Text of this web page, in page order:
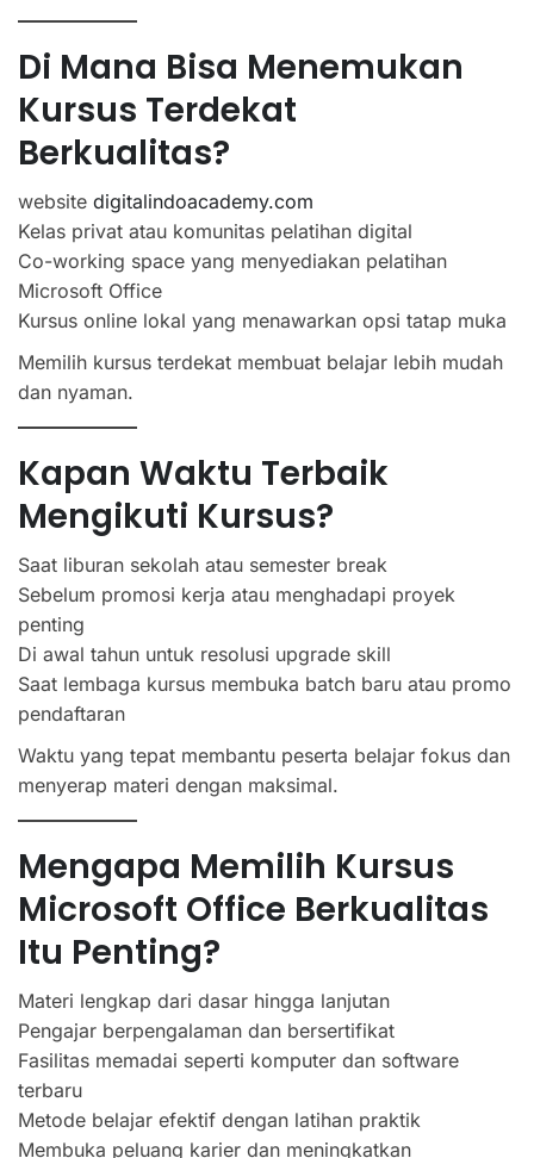
Di Mana Bisa Menemukan
Kursus Terdekat
Berkualitas?
website digitalindoacademy.com
Kelas privat atau komunitas pelatihan digital
Co-working space yang menyediakan pelatihan
Microsoft Office
Kursus online lokal yang menawarkan opsi tatap muka
Memilih kursus terdekat membuat belajar lebih mudah
dan nyaman.
Kapan Waktu Terbaik
Mengikuti Kursus?
Saat liburan sekolah atau semester break
Sebelum promosi kerja atau menghadapi proyek
penting
Di awal tahun untuk resolusi upgrade skill
Saat lembaga kursus membuka batch baru atau promo
pendaftaran
Waktu yang tepat membantu peserta belajar fokus dan
menyerap materi dengan maksimal.
Mengapa Memilih Kursus
Microsoft Office Berkualitas
Itu Penting?
Materi lengkap dari dasar hingga lanjutan
Pengajar berpengalaman dan bersertifikat
Fasilitas memadai seperti komputer dan software
terbaru
Metode belajar efektif dengan latihan praktik
Membuka peluang karier dan meningkatkan